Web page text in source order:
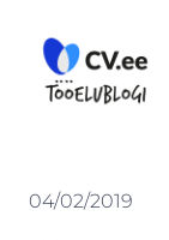
content
04/02/2019